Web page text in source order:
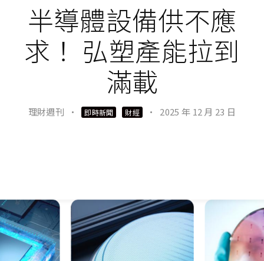
半導體設備供不應
求！ 弘塑產能拉到
滿載
理財週刊 · 即時新聞 財經 · 2025 年 12 月 23 日